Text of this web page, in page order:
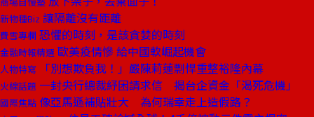
新物種Biz 讓隔離沒有距離
費雪專欄 恐懼的時刻，是該貪婪的時刻
金融時報精選 歐美疫情慘 給中國軟崛起機會
人物特寫 「別想欺負我！」嚴陳莉蓮剽悍重整裕隆內幕
火線話題 一封央行總裁紓困請求信 揭台企資金「渴死危機」
國際焦點 像亞馬遜補貼壯大 為何瑞幸走上造假路？